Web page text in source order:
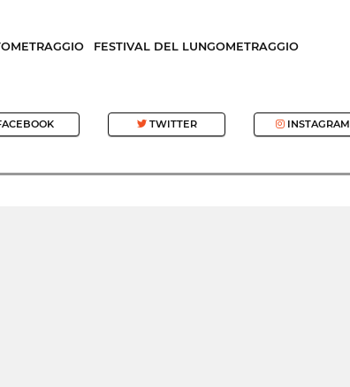
FESTIVAL DEL LUNGOMETRAGGIO
TWITTER INSTAGRAM